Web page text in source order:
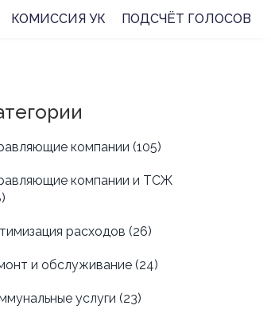
КОМИССИЯ УК ПОДСЧЁТ ГОЛОСОВ
компании (105)
компании и ТСЖ
расходов (26)
и обслуживание (24)
услуги (23)